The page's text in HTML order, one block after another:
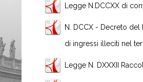
Legge N.DCCXX di
N. DCCX - Decreto
di ingressi illeciti nel
Legge N. DXXXII